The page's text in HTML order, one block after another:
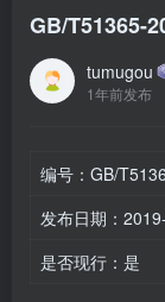
GB/T51365-
tumugou
1年前发布
编号：GB/
发布日期：
是否现行：是